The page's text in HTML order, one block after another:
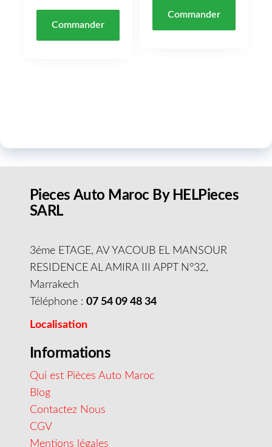
Commander
Commander
Pieces Auto Maroc By HELPieces
SARL
3éme ETAGE, AV YACOUB EL MANSOUR
RESIDENCE AL AMIRA III APPT N°32,
Marrakech
Téléphone : 07 54 09 48 34
Localisation
Informations
Qui est Pièces Auto Maroc
Blog
Contactez Nous
CGV
Mentions légales